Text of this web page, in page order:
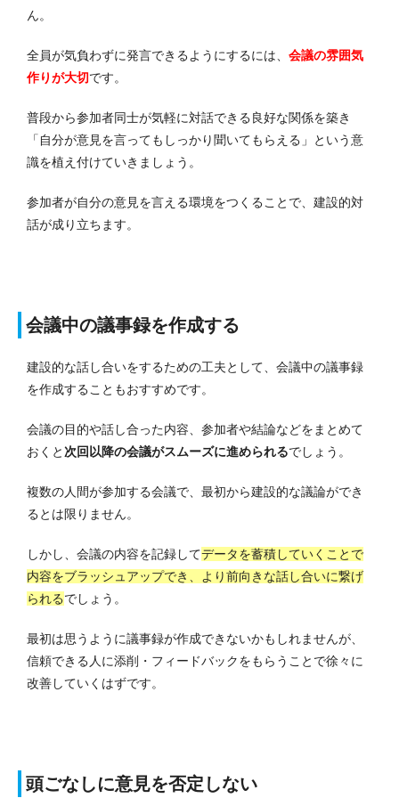
ん。
全員が気負わずに発言できるようにするには、 会議の雰囲気
作りが大切です。
普段から参加者同士が気軽に対話できる良好な関係を築き
「自分が意見を言ってもしっかり聞いてもらえる」という意
識を植え付けていきましょう。
参加者が自分の意見を言える環境をつくることで、建設的対
話が成り立ちます。
会議中の議事録を作成する
建設的な話し合いをするための工夫として、会議中の議事録
を作成することもおすすめです。
会議の目的や話し合った内容、参加者や結論などをまとめて
おくと次回以降の会議がスムーズに進められるでしょう。
複数の人間が参加する会議で、最初から建設的な議論ができ
るとは限りません。
しかし、会議の内容を記録してデータを蓄積していくことで
内容をブラッシュアップでき、より前向きな話し合いに繋げ
られるでしょう。
最初は思うように議事録が作成できないかもしれませんが、
信頼できる人に添削・フィードバックをもらうことで徐々に
改善していくはずです。
頭ごなしに意見を否定しない